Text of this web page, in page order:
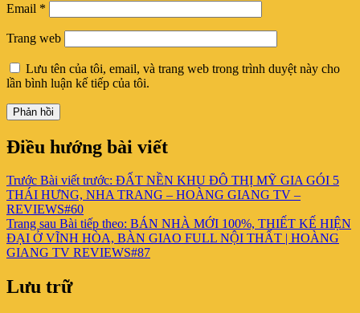
Email *
Trang web
Lưu tên của tôi, email, và trang web trong trình duyệt này cho
lần bình luận kế tiếp của tôi.
Điều hướng bài viết
Trước Bài viết trước: ĐẤT NỀN KHU ĐÔ THỊ MỸ GIA GÓI 5
THÁI HƯNG, NHA TRANG – HOÀNG GIANG TV –
REVIEWS#60
Trang sau Bài tiếp theo: BÁN NHÀ MỚI 100%, THIẾT KẾ HIỆN
ĐẠI Ở VĨNH HÒA, BÀN GIAO FULL NỘI THẤT | HOÀNG
GIANG TV REVIEWS#87
Lưu trữ